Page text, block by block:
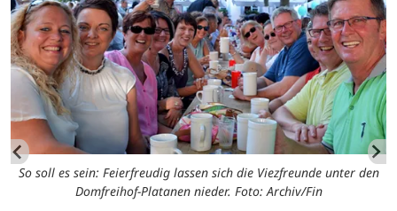
So soll es sein: Feierfreudig lassen sich die Viezfreunde unter den
Domfreihof-Platanen nieder. Foto: Archiv/Fin